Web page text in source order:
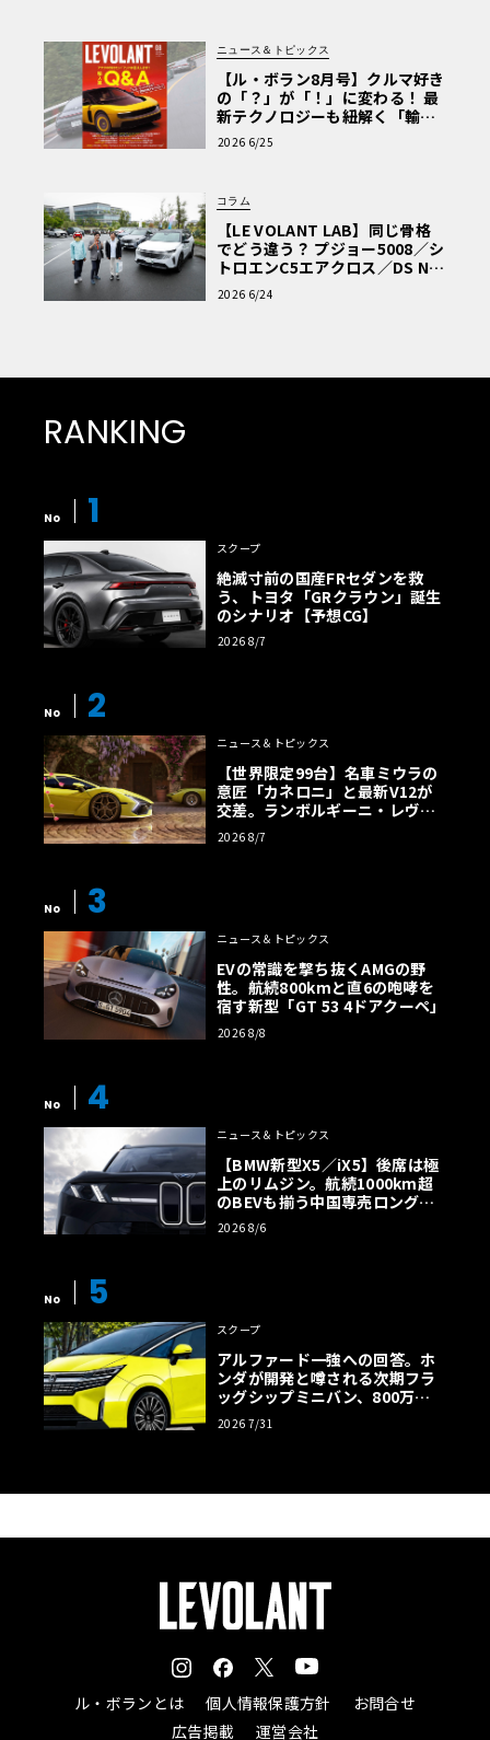
ニュース＆トピックス
【ル・ボラン8月号】クルマ好き
の「？」が「！」に変わる！ 最
新テクノロジーも紐解く「輸入
車Q&A」
2026 6/25
コラム
【LE VOLANT LAB】同じ骨格
でどう違う？ プジョー5008／シ
トロエンC5エアクロス／DS Nº4
読者一気乗りレポート
2026 6/24
RANKING
No 1
スクープ
絶滅寸前の国産FRセダンを救
う、トヨタ「GRクラウン」誕生
のシナリオ【予想CG】
2026 8/7
No 2
ニュース＆トピックス
【世界限定99台】名車ミウラの
意匠「カネロニ」と最新V12が
交差。ランボルギーニ・レヴエ
ルトに60周年記念車が登場
2026 8/7
No 3
ニュース＆トピックス
EVの常識を撃ち抜くAMGの野
性。航続800kmと直6の咆哮を
宿す新型「GT 53 4ドアクーペ」
2026 8/8
No 4
ニュース＆トピックス
【BMW新型X5／iX5】後席は極
上のリムジン。航続1000km超
のBEVも揃う中国専売ロング仕
様の全貌
2026 8/6
No 5
スクープ
アルファード一強への回答。ホ
ンダが開発と噂される次期フラ
ッグシップミニバン、800万円
超の勝算【予想CG】
2026 7/31
ル・ボランとは 個人情報保護方針
お問合せ
広告掲載
運営会社